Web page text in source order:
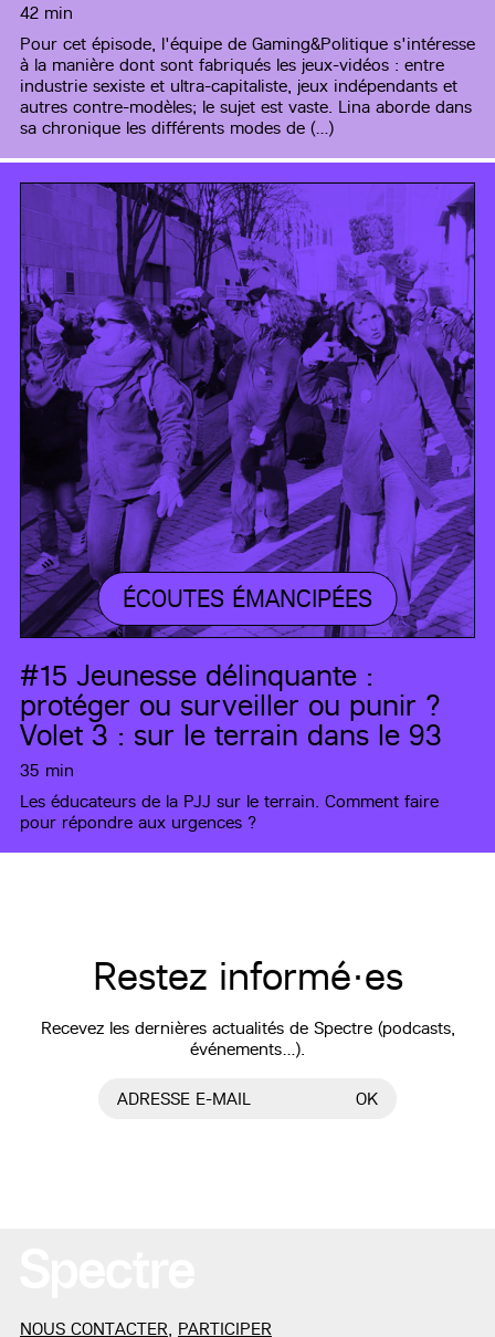
42 min
Pour cet épisode, l'équipe de Gaming&Politique s'intéresse
à la manière dont sont fabriqués les jeux-vidéos : entre
industrie sexiste et ultra-capitaliste, jeux indépendants et
autres contre-modèles; le sujet est vaste. Lina aborde dans
sa chronique les différents modes de (…)
ÉCOUTES ÉMANCIPÉES
#15 Jeunesse délinquante :
protéger ou surveiller ou punir ?
Volet 3 : sur le terrain dans le 93
35 min
Les éducateurs de la PJJ sur le terrain. Comment faire
pour répondre aux urgences ?
Restez informé·es
Recevez les dernières actualités de Spectre (podcasts,
événements…).
ADRESSE E-MAIL OK
NOUS CONTACTER, PARTICIPER